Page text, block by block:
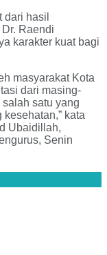
dari hasil
Raendi
karakter kuat bagi
masyarakat Kota
dari masing-
satu yang
kata
Ubaidillah,
Senin